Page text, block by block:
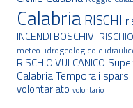
Calabria RISCHI
INCENDI BOSCHIVI
meteo-idrogeologico e
RISCHIO VULCANICO
CalabriaTemporali sparsi
volontariato volontario